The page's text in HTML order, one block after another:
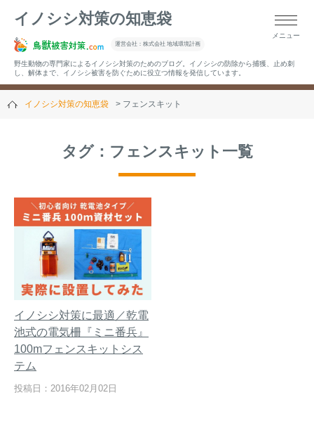
イノシシ対策の知恵袋
運営会社：株式会社 地域環境計画
野生動物の専門家によるイノシシ対策のためのブログ。イノシシの防除から捕獲、止め刺
し、解体まで、イノシシ被害を防ぐために役立つ情報を発信しています。
メニュー
▼キーワードから記事を探す
【イノシシの止め刺し】補て
イノシシ対策の知恵袋 フェンスキット
タグ：フェンスキット一覧
イノシシ対策に最適／乾電
池式の電気柵『ミニ番兵』
100mフェンスキットシス
テム
投稿日：2016年02月02日